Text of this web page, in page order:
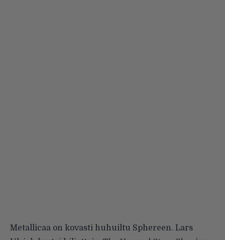
Metallicaa on kovasti huhuiltu Sphereen. Lars